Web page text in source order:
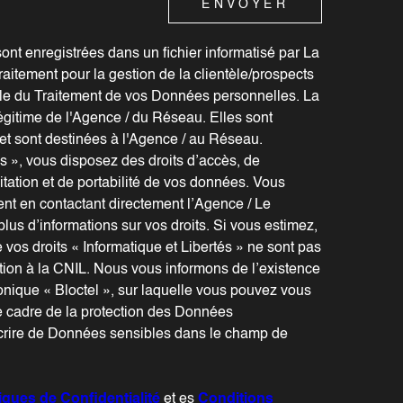
ENVOYER
enregistrées dans un fichier informatisé par La
pour la gestion de la clientèle/prospects
du Traitement de vos Données personnelles. La
de l'Agence / du Réseau. Elles sont
sont destinées à l'Agence / au Réseau.
», vous disposez des droits d’accès, de
et de portabilité de vos données. Vous
en contactant directement l’Agence / Le
d’informations sur vos droits. Si vous estimez,
droits « Informatique et Libertés » ne sont pas
à la CNIL. Nous vous informons de l’existence
« Bloctel », sur laquelle vous pouvez vous
cadre de la protection des Données
de Données sensibles dans le champ de
de Confidentialité et es Conditions